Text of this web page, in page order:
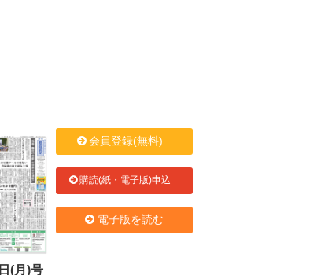
(月)号
会員登録(無料)
購読(紙・電子版)申込
電子版を読む